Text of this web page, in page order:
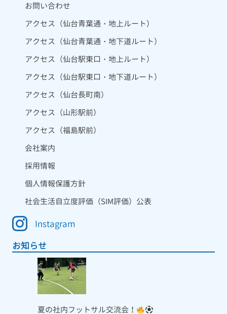
お問い合わせ
アクセス（仙台青葉通・地上ルート）
アクセス（仙台青葉通・地下道ルート）
アクセス（仙台駅東口・地上ルート）
アクセス（仙台駅東口・地下道ルート）
アクセス（仙台長町南）
アクセス（山形駅前）
アクセス（福島駅前）
会社案内
採用情報
個人情報保護方針
社会生活自立度評価（SIM評価）公表
Instagram
お知らせ
夏の社内フットサル交流会！